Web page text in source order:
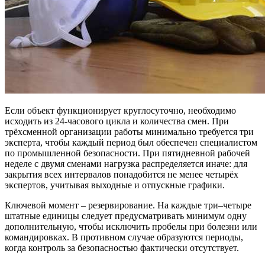
Если объект функционирует круглосуточно, необходимо
исходить из 24-часового цикла и количества смен. При
трёхсменной организации работы минимально требуется три
эксперта, чтобы каждый период был обеспечен специалистом
по промышленной безопасности. При пятидневной рабочей
неделе с двумя сменами нагрузка распределяется иначе: для
закрытия всех интервалов понадобится не менее четырёх
экспертов, учитывая выходные и отпускные графики.
Ключевой момент – резервирование. На каждые три–четыре
штатные единицы следует предусматривать минимум одну
дополнительную, чтобы исключить пробелы при болезни или
командировках. В противном случае образуются периоды,
когда контроль за безопасностью фактически отсутствует.